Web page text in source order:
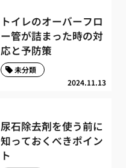
トイレのオーバーフロ
ー管が詰まった時の対
応と予防策
2024.11.13
未分類
尿石除去剤を使う前に
知っておくべきポイン
ト